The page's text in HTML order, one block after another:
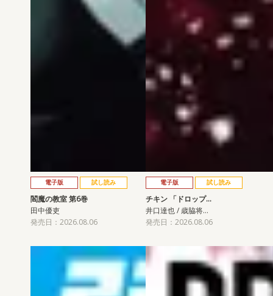
電子版 試し読み
閻魔の教室 第6巻
田中優吏
発売日：2026.08.06
電子版 試し読み
チキン 「ドロップ…
井口達也 / 歳脇将…
発売日：2026.08.06